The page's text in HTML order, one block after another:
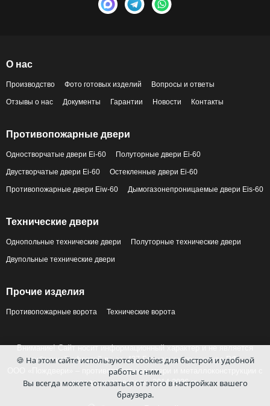
О нас
Производство Фото готовых изделий Вопросы и ответы
Отзывы о нас Документы Гарантии Новости Контакты
Противопожарные двери
Одностворчатые двери Ei-60 Полуторные двери Ei-60
Двустворчатые двери Ei-60 Остекленные двери Ei-60
Противопожарные двери Eiw-60 Дымогазонепроницаемые двери Eis-60
Технические двери
Однопольные технические двери Полуторные технические двери
Двупольные технические двери
Прочие изделия
Противопожарные ворота Технические ворота
Внимание! Сайт носит информационный характер и не является
публичной офертой по ст. 437 Гражданского кодекса РФ.
ООО «Пождвери» – противопожарные двери и металлоконструкции с
завода-изготовителя, 2014-2026 гг.
🍪 На этом сайте используются cookies для быстрой и удобной
работы с ним.
Вы всегда можете отказаться от этого в настройках вашего
браузера.